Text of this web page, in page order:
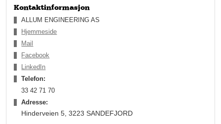
selskapet endret fokus og fikk
maritim industri (mot redere innenfor shipping og offshore) og
prosessindustrien, forteller Tor Martin Røed, daglig leder i
Allum Engineering AS.
Kontaktinformasjon
ALLUM ENGINEERING AS
Hjemmeside
Mail
Facebook
LinkedIn
Telefon:
33 42 71 70
Adresse:
Hinderveien 5, 3223 SANDEFJORD